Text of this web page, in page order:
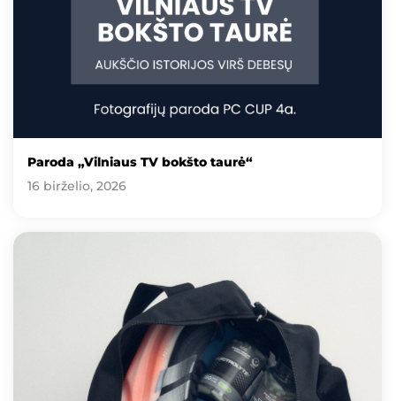
Paroda „Vilniaus TV bokšto taurė“
16 birželio, 2026